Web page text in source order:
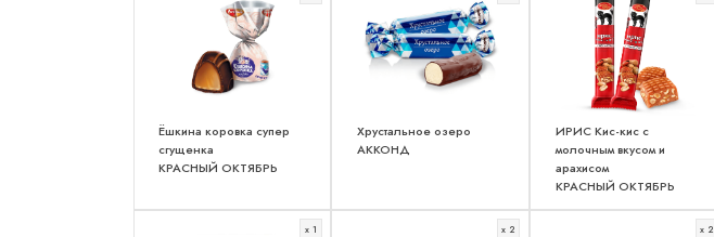
Ёшкина коровка супер
сгущенка
КРАСНЫЙ ОКТЯБРЬ
Хрустальное озеро
АККОНД
ИРИС Кис-кис с
молочным вкусом и
арахисом
КРАСНЫЙ ОКТЯБРЬ
x 1 x 2 x 2